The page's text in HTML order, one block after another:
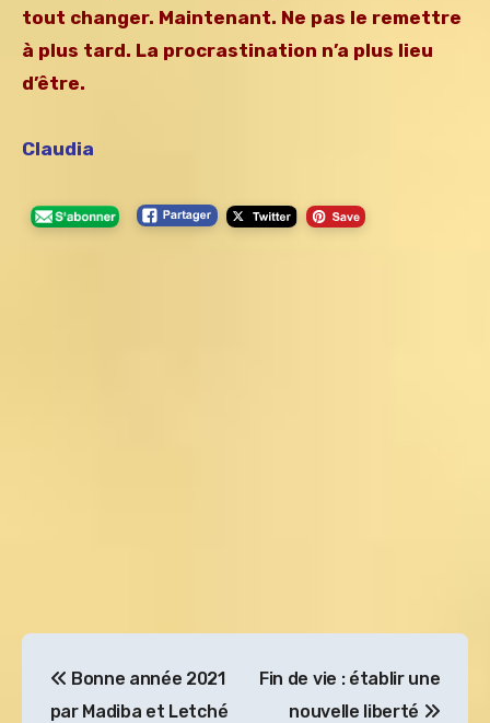
tout changer. Maintenant. Ne pas le remettre
à plus tard. La procrastination n’a plus lieu
d’être.
Claudia
de
Bonne année 2021
par Madiba et Letché
Fin de vie : établir une
nouvelle liberté